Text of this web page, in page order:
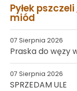
Pyłek
miód
07 Sierpnia 2026
Praska do węzy
07 Sierpnia 2026
SPRZEDAM ULE